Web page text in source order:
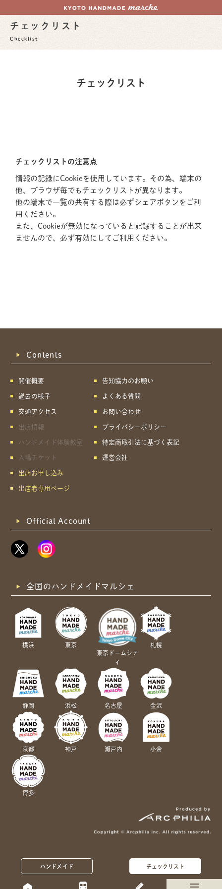
ハンドメイド チェックリスト
チェックリスト
Checklist
チェックリスト
チェックリストの注意点
情報の記録にCookieを使用しています。その為、端末の
他、ブラウザ毎でもチェックリストが異なります。
他の端末で一覧の共有する際は必ずシェアボタンをご利
用ください。
また、Cookieが無効になっていると記録することが出来
ませんので、必ず有効にしてご利用ください。
Contents
開催概要
過去の様子
交通アクセス
出店情報
ハンドメイド体験教室
入場チケット
出店お申し込み
出店者専用ページ
告知協力のお願い
よくある質問
お問い合わせ
プライバシーポリシー
特定商取引法に基づく表記
運営会社
Official Account
全国のハンドメイドマルシェ
横浜
東京
東京ドームシテ
ィ
札幌
静岡 浜松 名古屋 金沢
京都 神戸 瀬戸内 小倉
博多